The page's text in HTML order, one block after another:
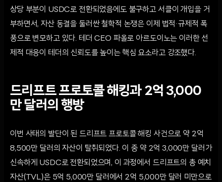
상당 부분이 USDC로 전환되었음에도 불구하고 서클이 개입을 거
부하면서, 자산 동결을 둘러싼 철학적 논쟁은 이제 법적·규제적 폭
풍으로 변모하고 있다. 테더 CEO 파올로 아르도이노는 이러한 선
제적 대응이 테더의 신뢰도를 높이는 핵심 요소라고 강조했다.
드리프트 프로토콜 해킹과 2억 3,000
만 달러의 행방
이번 사태의 발단이 된 드리프트 프로토콜 해킹 사건으로 약 2억
8,500만 달러의 자산이 탈취되었다. 이 중 약 2억 3,000만 달러가
신속하게 USDC로 전환되었으며, 이 과정에서 드리프트의 총 예치
자산(TVL)은 5억 5,000만 달러에서 2억 5,000만 달러 미만으로